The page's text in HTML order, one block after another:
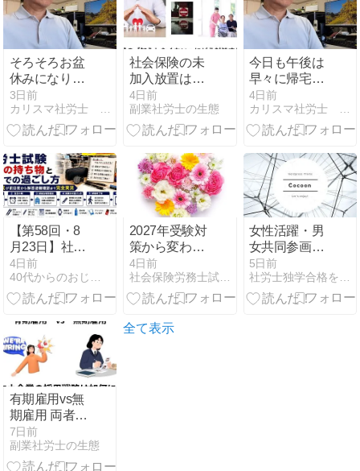
そろそろお盆
休みになりま
すね～～
～・・・・
3日前
カリスマ社労士 上川謙吾の軌跡
社会保険の未
加入放置はな
ぜNG？従業員
の「入りたく
ない」にどう
4日前
副業社労士の生態
今日も午後は
早々に帰宅し
て休も
う・・・・
4日前
カリスマ社労士 上川謙吾の軌跡
【第58回・8
月23日】社労
士試験当日の
持ち物と会場
での過ごし方
前日夜から解
答速報確認ま
で完全実況
4日前
40代からのおじさん生活
2027年受験対
策から変わり
ます！
4日前
社会保険労務士試験 合格マニュアル
女性活躍・男
女共同参画の
重点方針
2025（女性版
骨太の方針
5日前
社労士独学合格を目指すブログ〜真田丸の受験戦記〜
有期雇用vs無
期雇用 両者の
違い｜中小企
業経営者が知
るべき本当の
7日前
副業社労士の生態
全て表示